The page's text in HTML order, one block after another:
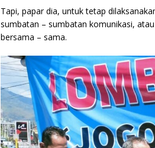
Tapi, papar dia, untuk tetap
sumbatan – sumbatan komunikasi,
bersama – sama.